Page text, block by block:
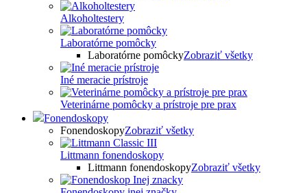
Alkoholtestery
Laboratórne pomôcky
Laboratórne pomôckyZobraziť všetky
Iné meracie prístroje
Veterinárne pomôcky a prístroje pre prax
Fonendoskopy
FonendoskopyZobraziť všetky
Littmann fonendoskopy
Littmann fonendoskopyZobraziť všetky